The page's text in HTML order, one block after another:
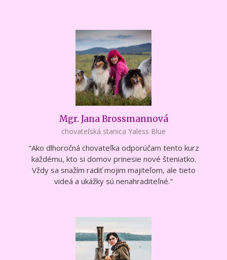
Mgr. Jana Brossmannová
chovateľská stanica Yaless Blue
"Ako dlhoročná chovateľka odporúčam tento kurz
každému, kto si domov prinesie nové šteniatko.
Vždy sa snažím radiť mojim majiteľom, ale tieto
videá a ukážky sú nenahraditeľné."